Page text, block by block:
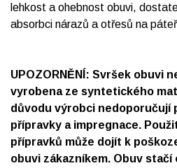
lehkost a ohebnost obuvi,
absorbci nárazů a otřesů na
UPOZORNĚNÍ: Svršek obuvi
vyrobena ze syntetického
důvodu výrobci nedoporučují
přípravky a impregnace.
přípravků může dojít k
obuvi zákazníkem. Obuv